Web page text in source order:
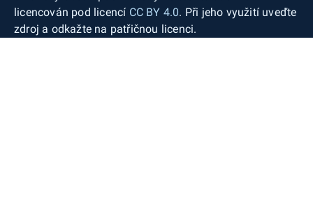
licencován pod licencí CC BY 4.0. Při jeho využití uveďte
zdroj a odkažte na patřičnou licenci.